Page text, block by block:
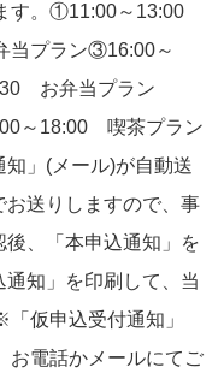
す。①11:00～13:00
プラン③16:00～
お弁当プラン
～18:00 喫茶プラン
」(メール)が自動送
送りしますので、事
、「本申込通知」を
通知」を印刷して、当
仮申込受付通知」
お電話かメールにてご